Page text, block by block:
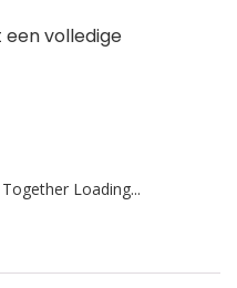
volledige
Loading...